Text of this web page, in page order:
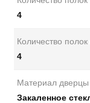
4
Количество
4
Материал дверцы
Закаленное